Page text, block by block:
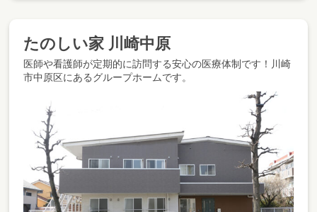
たのしい家 川崎中原
医師や看護師が定期的に訪問する安心の医療体制です！川崎
市中原区にあるグループホームです。